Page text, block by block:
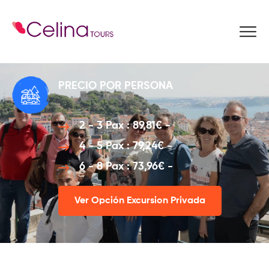
PRECIO POR PERSONA
2 - 3 Pax : 89,81€ -
4 - 5 Pax : 79,24€ -
6 - 8 Pax : 73,96€ -
Ver Opción Excursion Privada